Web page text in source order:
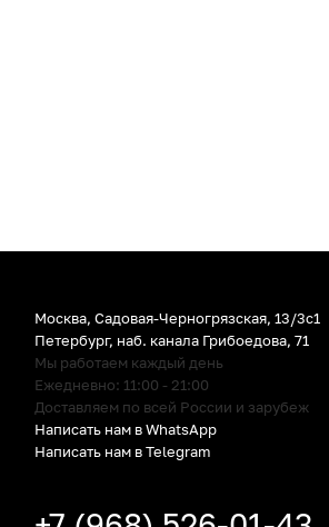
Москва, Садовая-Черногрязская, 13/3c1
Петербург, наб. канала Грибоедова, 71
Мы работаем каждый день
Ежедневно: 11:00 - 21:00
Доставляем по всей России и зарубеж
Написать нам в WhatsApp
Написать нам в Telegram